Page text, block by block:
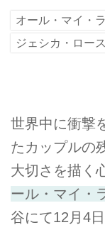
オール・マイ・
ジェシカ・ロース
世界中に衝撃
たカップルの
大切さを描く
ール・マイ・
谷にて12月4